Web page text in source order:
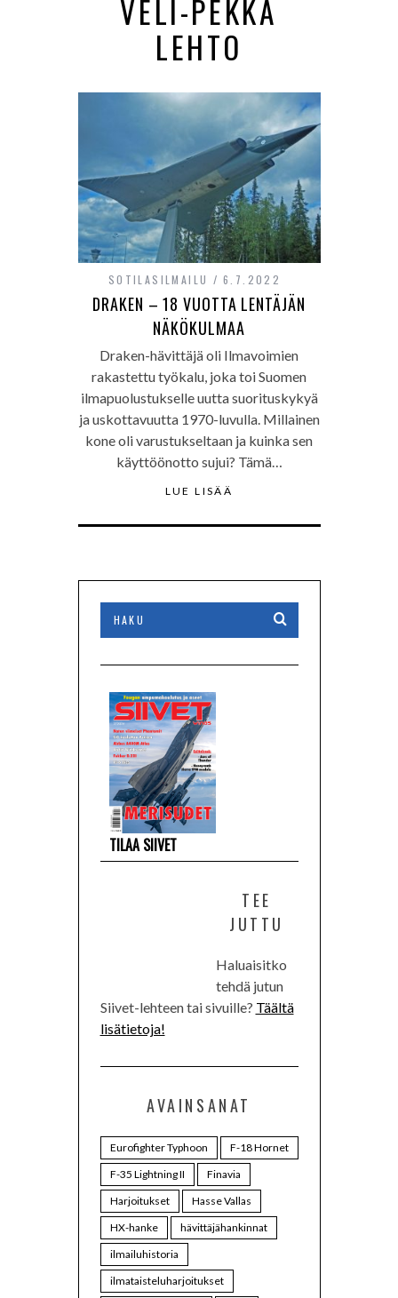
VELI-PEKKA
LEHTO
SOTILASILMAILU 6.7.2022
DRAKEN – 18 VUOTTA LENTÄJÄN
NÄKÖKULMAA
Draken-hävittäjä oli Ilmavoimien
rakastettu työkalu, joka toi Suomen
ilmapuolustukselle uutta suorituskykyä
ja uskottavuutta 1970-luvulla. Millainen
kone oli varustukseltaan ja kuinka sen
käyttöönotto sujui? Tämä…
LUE LISÄÄ
TILAA SIIVET
TEE
JUTTU
Haluaisitko
tehdä jutun
Siivet-lehteen tai sivuille? Täältä
lisätietoja!
AVAINSANAT
Eurofighter Typhoon
F-18 Hornet
F-35 Lightning II
Finavia
Harjoitukset
Hasse Vallas
HX-hanke
hävittäjähankinnat
ilmailuhistoria
ilmataisteluharjoitukset